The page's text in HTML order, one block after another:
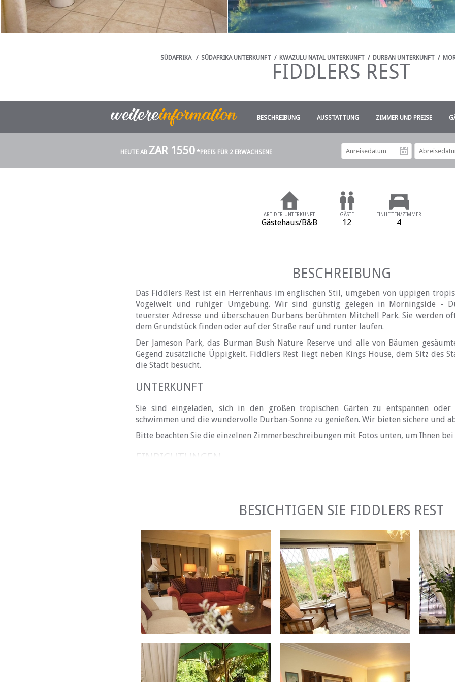
SÜDAFRIKA / SÜDAFRIKA UNTERKUNFT / KWAZULU NATAL UNTERKUNFT / DURBAN UNTERKUNFT /
FIDDLERS REST
BESCHREIBUNG AUSSTATTUNG ZIMMER UND PREISE
HEUTE AB ZAR 1550 *PREIS FÜR 2 ERWACHSENE
ART DER UNTERKUNFT
Gästehaus/B&B
GÄSTE
12
EINHEITEN/ZIMMER
4
BESCHREIBUNG
Das Fiddlers Rest ist ein Herrenhaus im englischen Stil, umgeben von üppigen
Vogelwelt und ruhiger Umgebung. Wir sind günstig gelegen in Morningside -
teuerster Adresse und überschauen Durbans berühmten Mitchell Park. Sie werden
dem Grundstück finden oder auf der Straße rauf und runter laufen.
Der Jameson Park, das Burman Bush Nature Reserve und alle von Bäumen
Gegend zusätzliche Üppigkeit. Fiddlers Rest liegt neben Kings House, dem Sitz des
die Stadt besucht.
UNTERKUNFT
Sie sind eingeladen, sich in den großen tropischen Gärten zu entspannen
schwimmen und die wundervolle Durban-Sonne zu genießen. Wir bieten sichere und
Bitte beachten Sie die einzelnen Zimmerbeschreibungen mit Fotos unten, um Ihnen
EINRICHTUNGEN
• FERNSEHER
• TEE / KAFFEE TABLETT
• KÜHLSCHRANK
• HAARTROCKNER
• KLIMAANLAGE
• HEIZUNGEN IM WINTER
• RAUCHERBEREICHE AUF TERRASSEN
• BRAAI / GRILLEINRICHTUNGEN
BESICHTIGEN SIE FIDDLERS REST